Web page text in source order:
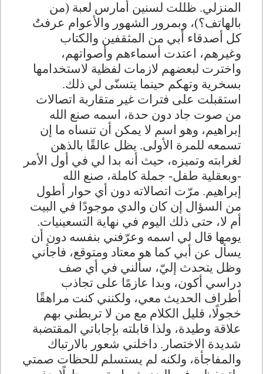
المنزلي. ظللت لسنين أمارس لعبة (من
بالهاتف؟)، وبمرور الشهور والأعوام عرفتُ
كل أصدقاء أبي من المثقفين والكتاب
وغيرهم، اعتدت أسماءهم وأصواتهم،
واخترت لبعضهم لازمات لفظية لاستخدامها
بسخرية وتهكم حينما يتسنّى لي ذلك.
استقبلت على فترات غير متقاربة اتصالات
من صوت جاد دون حدة، اسمه صنع الله
إبراهيم، وهو اسم لا يمكن أن تنساه ما إن
تسمعه للمرة الأولى. يظل عالقًا بالذهن
لغرابته وتميزه، حيث أنه بدا لي في أول الأمر
-وبعقلية طفل- جملة كاملة، صنع الله
إبراهيم. مرّت اتصالاته دون أي حوار أطول
من السؤال إن كان والدي موجودًا في البيت
أم لا، حتى ذلك اليوم في نهاية التسعينيات.
يومها قال لي اسمه وعرّفني بنفسه دون أن
يسأل عن أبي كما هو معتاد ومتوقع، فاجأني
وظل يتحدث إليّ، سألني في أي صف
دراسي أكون، وبدا عازمًا على تجاذب
أطراف الحديث معي، ولكنني كنت مراهقًا
خجولًا، قليل الكلام مع من لا تربطني بهم
علاقة وطيدة، ولذا قابلته بإجاباتي المقتضبة
شديدة الاختصار. داخلني شعور بالارتباك
والمفاجأة، ولكنه لم يستسلم للحظات صمتي